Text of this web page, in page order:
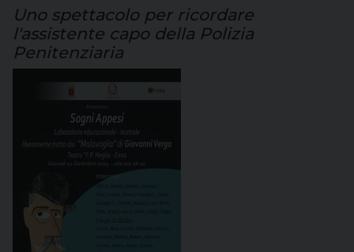
Uno spettacolo per ricordare
l'assistente capo della Polizia
Penitenziaria